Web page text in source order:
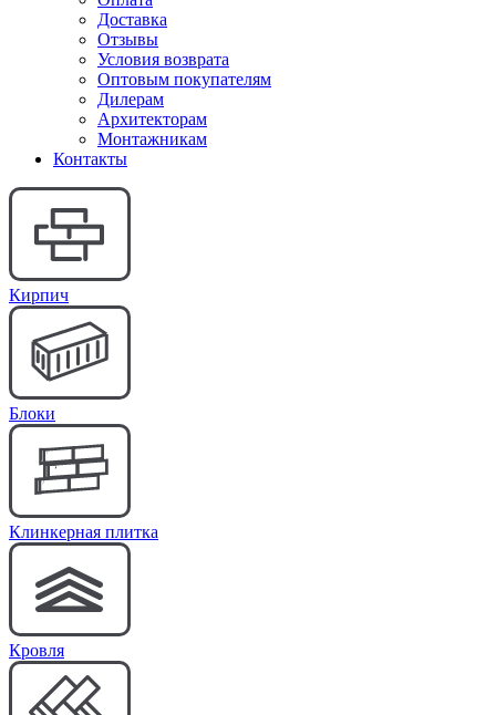
Доставка
Отзывы
Условия возврата
Оптовым покупателям
Дилерам
Архитекторам
Монтажникам
Контакты
Кирпич
Блоки
Клинкерная плитка
Кровля